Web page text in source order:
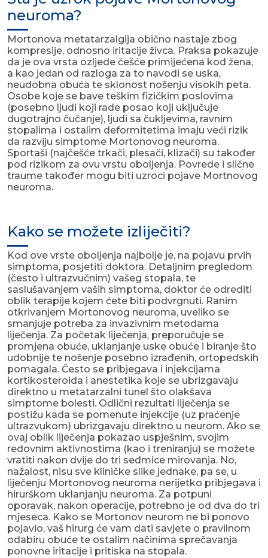
neuroma?
Mortonova metatarzalgija obično nastaje zbog
kompresije, odnosno iritacije živca. Praksa pokazuje
da je ova vrsta ozljede češće primijećena kod žena,
a kao jedan od razloga za to navodi se uska,
neudobna obuća te sklonost nošenju visokih peta.
Osobe koje se bave teškim fizičkim poslovima
(posebno ljudi koji rade posao koji uključuje
dugotrajno čučanje), ljudi sa čukljevima, ravnim
stopalima i ostalim deformitetima imaju veći rizik
da razviju simptome Mortonovog neuroma.
Sportaši (najčešće trkači, plesači, klizači) su također
pod rizikom za ovu vrstu oboljenja. Povrede i slične
traume također mogu biti uzroci pojave Mortnovog
neuroma.
Kako se možete izliječiti?
Kod ove vrste oboljenja najbolje je, na pojavu prvih
simptoma, posjetiti doktora. Detaljnim pregledom
(često i ultrazvučnim) vašeg stopala, te
saslušavanjem vaših simptoma, doktor će odrediti
oblik terapije kojem ćete biti podvrgnuti. Ranim
otkrivanjem Mortonovog neuroma, uveliko se
smanjuje potreba za invazivnim metodama
liječenja. Za početak liječenja, preporučuje se
promjena obuće, uklanjanje uske obuće i biranje što
udobnije te nošenje posebno izrađenih, ortopedskih
pomagala. Često se pribjegava i injekcijama
kortikosteroida i anestetika koje se ubrizgavaju
direktno u metatarzalni tunel što olakšava
simptome bolesti. Odlični rezultati liječenja se
postižu kada se pomenute injekcije (uz praćenje
ultrazvukom) ubrizgavaju direktno u neurom. Ako se
ovaj oblik liječenja pokazao uspješnim, svojim
redovnim aktivnostima (kao i treniranju) se možete
vratiti nakon dvije do tri sedmice mirovanja. No,
nažalost, nisu sve kliničke slike jednake, pa se, u
liječenju Mortonovog neuroma nerijetko pribjegava i
hirurškom uklanjanju neuroma. Za potpuni
oporavak, nakon operacije, potrebno je od dva do tri
mjeseca. Kako se Mortonov neurom ne bi ponovo
pojavio, vaš hirurg će vam dati savjete o pravilnom
odabiru obuće te ostalim načinima sprečavanja
ponovne iritacije i pritiska na stopala.